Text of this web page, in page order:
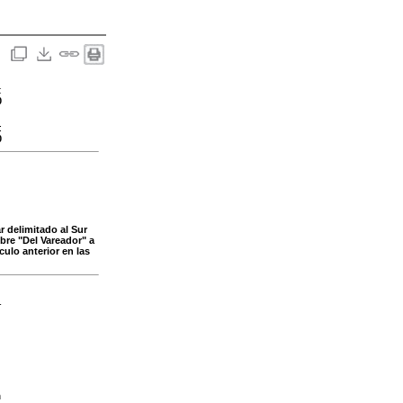
delimitado al Sur
"Del Vareador" a
anterior en las